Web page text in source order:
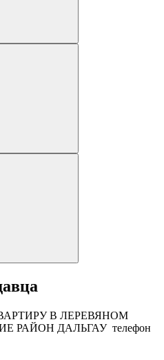
В ЛЕРЕВЯНОМ
РАЙОН ДАЛЬГАУ телефон